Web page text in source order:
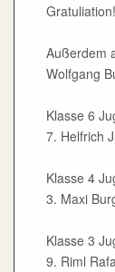
Außerdem
Wolfgang
Klasse 6
7. Helfrich
Klasse 4
3. Maxi
Klasse 3
9. Riml